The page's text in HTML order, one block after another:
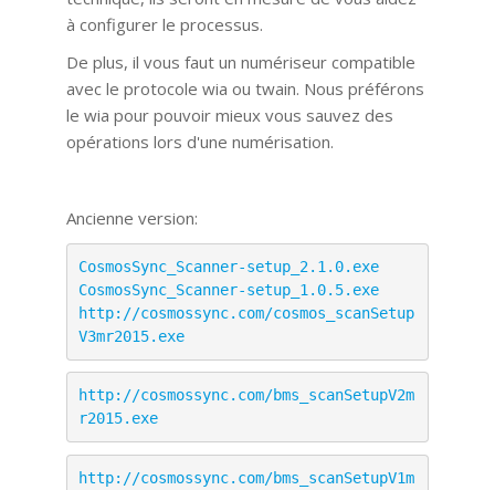
à configurer le processus.
De plus, il vous faut un numériseur compatible
avec le protocole wia ou twain. Nous préférons
le wia pour pouvoir mieux vous sauvez des
opérations lors d'une numérisation.
Ancienne version:
CosmosSync_Scanner-setup_2.1.0.exe
CosmosSync_Scanner-setup_1.0.5.exe
http://cosmossync.com/cosmos_scanSetup
V3mr2015.exe
http://cosmossync.com/bms_scanSetupV2m
r2015.exe
http://cosmossync.com/bms_scanSetupV1m